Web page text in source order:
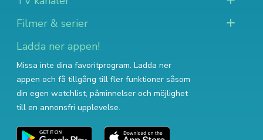
Filmer & serier
Ladda ner appen!
Missa inte dina favoritprogram. Ladda ner
appen och få tillgång till fler funktioner såsom
din egen watchlist, påminnelser och möjlighet
till en annonsfri upplevelse.